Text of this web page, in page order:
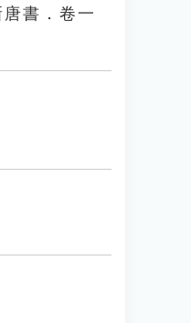
書．卷一